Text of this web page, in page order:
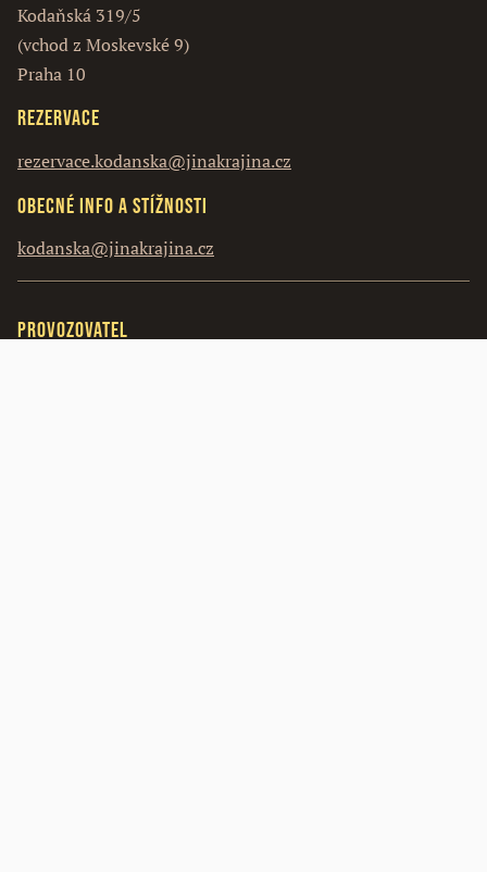
Kodaňská 319/5
(vchod z Moskevské 9)
Praha 10
Rezervace
rezervace.kodanska@jinakrajina.cz
Obecné info a stížnosti
kodanska@jinakrajina.cz
Provozovatel